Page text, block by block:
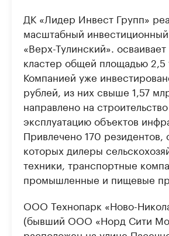
ДК «Лидер Инвест Групп»
масштабный
«Верх-Тулинский».
кластер общей площадью 2,5
Компанией уже
рублей, из них свыше 1,57
направлено на
эксплуатацию объектов
Привлечено 170 резидентов,
которых дилеры
техники, транспортные
промышленные и пищевые
ООО Технопарк «Ново-
(бывший ООО «Норд Сити